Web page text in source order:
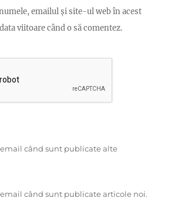
emailul și site-ul web în acest
viitoare când o să comentez.
când sunt publicate alte
când sunt publicate articole noi.